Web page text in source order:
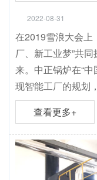
2022-08-31
在2019雪浪大会上
厂、新工业梦”共
来。中正锅炉在“
现智能工厂的规划
查看更多+